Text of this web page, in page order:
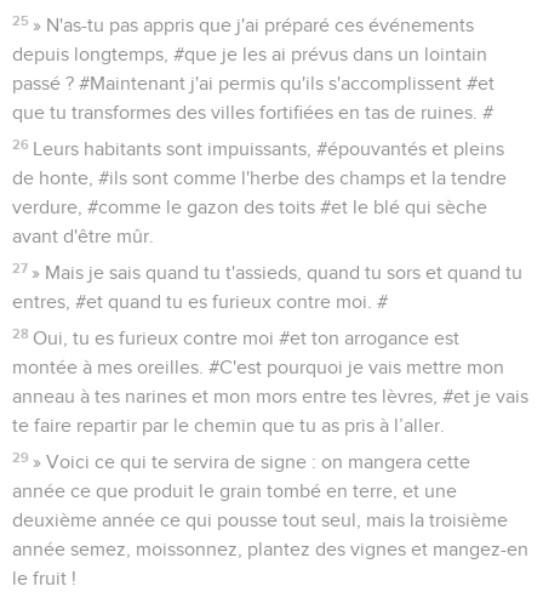
25 » N'as-tu pas appris que j'ai préparé ces événements
depuis longtemps, #que je les ai prévus dans un lointain
passé ? #Maintenant j'ai permis qu'ils s'accomplissent #et
que tu transformes des villes fortifiées en tas de ruines. #
26 Leurs habitants sont impuissants, #épouvantés et pleins
de honte, #ils sont comme l'herbe des champs et la tendre
verdure, #comme le gazon des toits #et le blé qui sèche
avant d'être mûr.
27 » Mais je sais quand tu t'assieds, quand tu sors et quand tu
entres, #et quand tu es furieux contre moi. #
28 Oui, tu es furieux contre moi #et ton arrogance est
montée à mes oreilles. #C'est pourquoi je vais mettre mon
anneau à tes narines et mon mors entre tes lèvres, #et je vais
te faire repartir par le chemin que tu as pris à l’aller.
29 » Voici ce qui te servira de signe : on mangera cette
année ce que produit le grain tombé en terre, et une
deuxième année ce qui pousse tout seul, mais la troisième
année semez, moissonnez, plantez des vignes et mangez-en
le fruit !